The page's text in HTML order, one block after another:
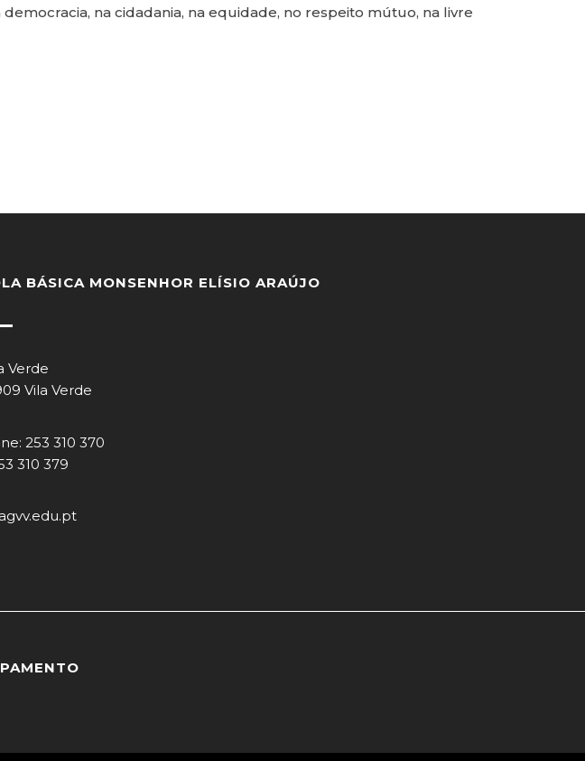
na cidadania, na equidade, no respeito mútuo, na livre
BÁSICA MONSENHOR ELÍSIO ARAÚJO
Verde
Vila Verde
253 310 370
310 379